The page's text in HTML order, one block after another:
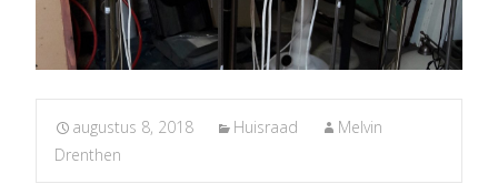
augustus 8, 2018 Huisraad
Melvin
Drenthen